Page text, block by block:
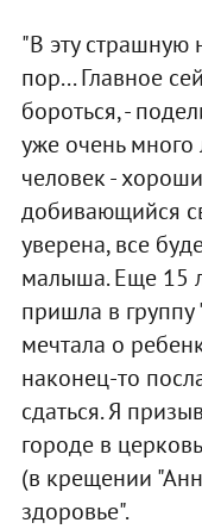
"В эту страшную
пор... Главное
бороться, -
уже очень много
человек -
добивающийся
уверена, все
малыша. Еще 15
пришла в
мечтала о
наконец-то
сдаться. Я
городе в
(в крещении
здоровье".